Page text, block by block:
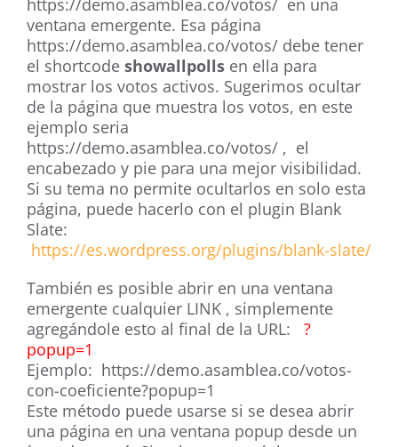
ventana emergente. Esa página
https://demo.asamblea.co/votos/ debe tener
el shortcode showallpolls en ella para
mostrar los votos activos. Sugerimos ocultar
de la página que muestra los votos, en este
ejemplo seria
https://demo.asamblea.co/votos/ , el
encabezado y pie para una mejor visibilidad.
Si su tema no permite ocultarlos en solo esta
página, puede hacerlo con el plugin Blank
Slate:
https://es.wordpress.org/plugins/blank-slate/
También es posible abrir en una ventana
emergente cualquier LINK , simplemente
agregándole esto al final de la URL: ?
popup=1
Ejemplo: https://demo.asamblea.co/votos-
con-coeficiente?popup=1
Este método puede usarse si se desea abrir
una página en una ventana popup desde un